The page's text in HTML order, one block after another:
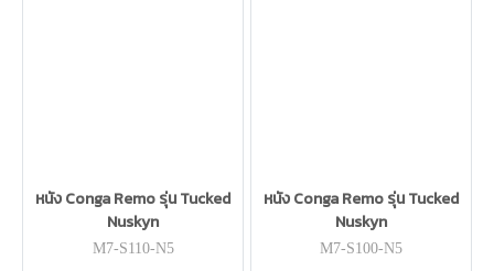
หนัง Conga Remo รุ่น Tucked
Nuskyn
M7-S110-N5
หนัง Conga Remo รุ่น Tucked
Nuskyn
M7-S100-N5